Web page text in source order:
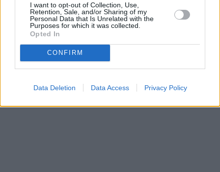
I want to opt-out of Collection, Use,
Retention, Sale, and/or Sharing of my
Personal Data that Is Unrelated with the
Purposes for which it was collected.
Opted In
CONFIRM
Data Deletion Data Access Privacy Policy